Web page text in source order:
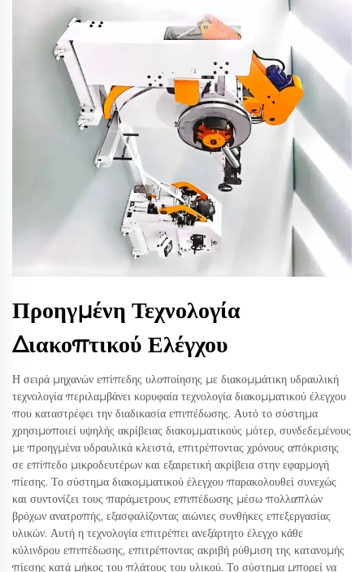
Προηγμένη Τεχνολογία
Διακοπτικού Ελέγχου
Η σειρά μηχανών επίπεδης υλοποίησης με διακομμάτικη υδραυλική
τεχνολογία περιλαμβάνει κορυφαία τεχνολογία διακομματικού έλεγχου
που καταστρέφει την διαδικασία επιπέδωσης. Αυτό το σύστημα
χρησιμοποιεί υψηλής ακρίβειας διακομματικούς μότερ, συνδεδεμένους
με προηγμένα υδραυλικά κλειστά, επιτρέποντας χρόνους απόκρισης
σε επίπεδο μικροδευτέρων και εξαιρετική ακρίβεια στην εφαρμογή
πίεσης. Το σύστημα διακομματικού έλεγχου παρακολουθεί συνεχώς
και συντονίζει τους παράμετρους επιπέδωσης μέσω πολλαπλών
βρόχων ανατροπής, εξασφαλίζοντας αιώνιες συνθήκες επεξεργασίας
υλικών. Αυτή η τεχνολογία επιτρέπει ανεξάρτητο έλεγχο κάθε
κύλινδρου επιπέδωσης, επιτρέποντας ακριβή ρύθμιση της κατανομής
πίεσης κατά μήκος του πλάτους του υλικού. Το σύστημα μπορεί να